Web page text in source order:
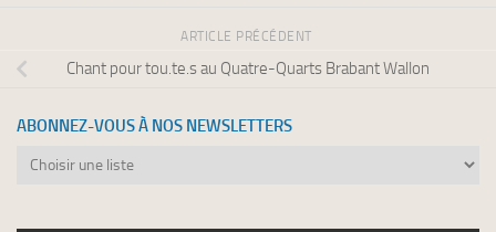
ARTICLE PRÉCÉDENT
Chant pour tou.te.s au Quatre-Quarts Brabant Wallon
ABONNEZ-VOUS À NOS NEWSLETTERS
Abonnez-